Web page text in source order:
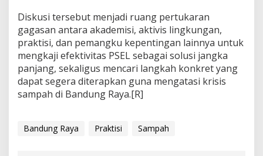
Diskusi tersebut menjadi ruang pertukaran
gagasan antara akademisi, aktivis lingkungan,
praktisi, dan pemangku kepentingan lainnya untuk
mengkaji efektivitas PSEL sebagai solusi jangka
panjang, sekaligus mencari langkah konkret yang
dapat segera diterapkan guna mengatasi krisis
sampah di Bandung Raya.[R]
Bandung Raya Praktisi Sampah